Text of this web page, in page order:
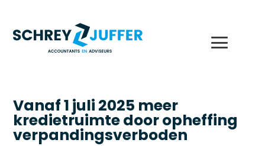
Vanaf 1 juli 2025 meer
kredietruimte door opheffing
verpandingsverboden